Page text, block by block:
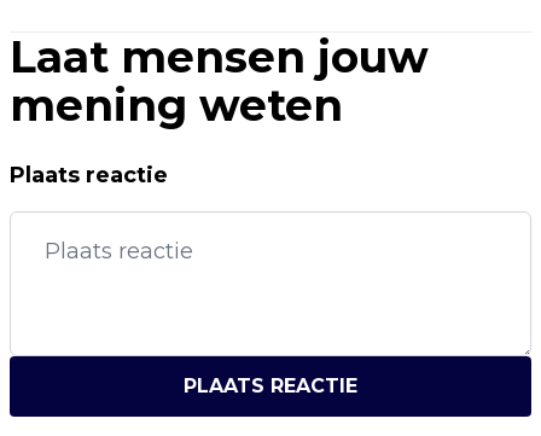
Laat mensen jouw
mening weten
Plaats reactie
PLAATS REACTIE